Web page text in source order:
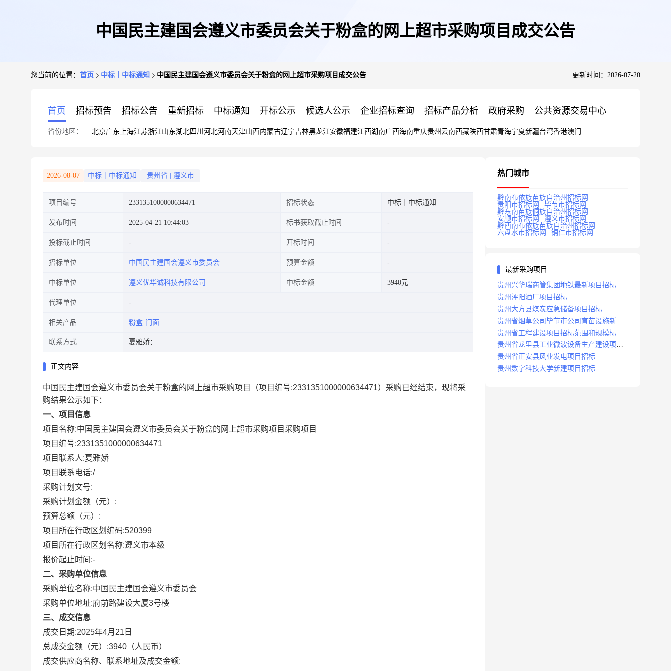
中国民主建国会遵义市委员会关于粉盒的网上超市采购项目成交公告
您当前的位置： 首页 中标｜中标通知 中国民主建国会遵义市委员会关于粉盒的网上超市采购项目成交公告 更新时间：2026-07-20
首页 招标预告 招标公告 重新招标 中标通知 开标公示 候选人公示 企业招标查询 招标产品分析 政府采购 公共资源交易中心
省份地区： 北京广东 上海江苏浙江山东湖北四川 河北河南天津山西内蒙古辽宁吉林黑龙江安徽福建江西湖南广西海南重庆贵州 云南西藏陕西甘肃青海宁夏新疆台湾香港澳门
2026-08-07 中标｜中标通知 贵州省 遵义市
项目编号 2331351000000634471 招标状态 中标｜中标通知
发布时间 2025-04-21 10:44:03 标书获取截止时间
投标截止时间 开标时间
招标单位 中国民主建国会遵义市委员会 预算金额
中标单位 遵义优华诚科技有限公司 中标金额 3940元
代理单位
相关产品 粉盒 门面
联系方式 夏雅娇：
正文内容
中国民主建国会遵义市委员会关于粉盒的网上超市采购项目 （项目编号:2331351000000634471）采购已经结束，现将采
购结果公示如下：
一、项目信息
项目名称:中国民主建国会遵义市委员会关于粉盒的网上超市采购项目 采购项目
项目编号:2331351000000634471
项目联系人:夏雅娇
项目联系电话:/
采购计划文号:
采购计划金额（元）:
预算总额（元）:
项目所在行政区划编码:520399
项目所在行政区划名称:遵义市本级
报价起止时间:-
二、采购单位信息
采购单位名称:中国民主建国会遵义市委员会
采购单位地址:府前路建设大厦3号楼
三、成交信息
成交日期:2025年4月21日
总成交金额（元）:3940 （人民币）
成交供应商名称、联系地址及成交金额:
热门城市
黔南布依族苗族自治州招标网
贵阳市招标网
毕节市招标网
黔东南苗族侗族自治州招标网
安顺市招标网
遵义市招标网
黔西南布依族苗族自治州招标网
六盘水市招标网
铜仁市招标网
最新采购项目
贵州兴华瑞商管集团地铁最新项目招标
贵州泙阳酒厂项目招标
贵州大方县煤炭应急储备项目招标
贵州省烟草公司毕节市公司育苗设施新建
及修复项目招标公告
贵州省工程建设项目招标范围和规模标准
规定
贵州省龙里县工业微波设备生产建设项目
招标
贵州省正安县风业发电项目招标
贵州数字科技大学新建项目招标